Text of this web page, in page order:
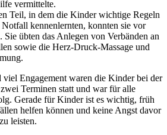
vermittelte.
Teil, in dem die Kinder wichtige Regeln
kennenlernten, konnten sie vor
übten das Anlegen von Verbänden an
sowie die Herz-Druck-Massage und
viel Engagement waren die Kinder bei der
Terminen statt und war für alle
Gerade für Kinder ist es wichtig, früh
helfen können und keine Angst davor
leisten.